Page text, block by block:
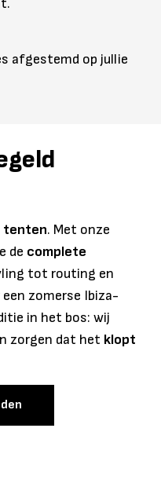
afgestemd op jullie
tenten. Met onze
de complete
tot routing en
zomerse Ibiza-
in het bos: wij
zorgen dat het klopt